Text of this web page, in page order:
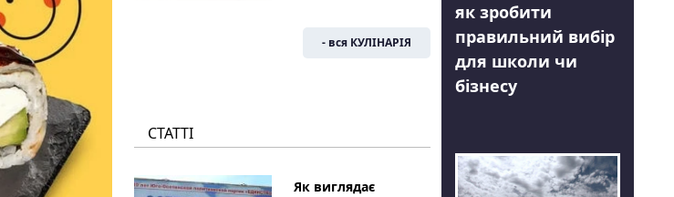
- вся КУЛІНАРІЯ
СТАТТІ
Як виглядає
як зробити
правильний вибір
для школи чи
бізнесу